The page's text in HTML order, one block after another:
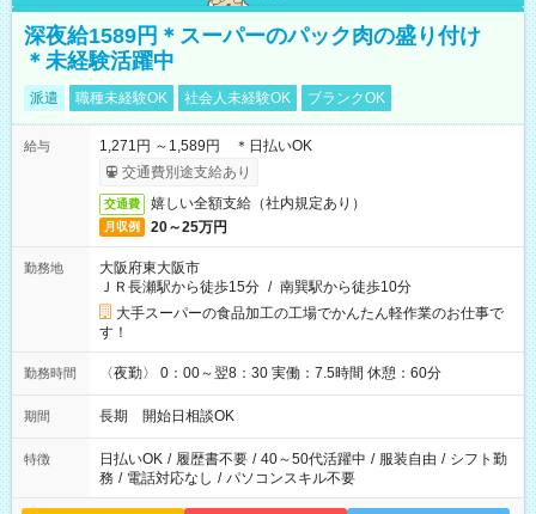
深夜給1589円＊スーパーのパック肉の盛り付け
＊未経験活躍中
派遣 職種未経験OK 社会人未経験OK ブランクOK
給与
1,271円 ～1,589円 ＊日払いOK
交通費別途支給あり
交通費 嬉しい全額支給（社内規定あり）
月収例 20～25万円
勤務地
大阪府東大阪市
ＪＲ長瀬駅から徒歩15分 / 南巽駅から徒歩10分
大手スーパーの食品加工の工場でかんたん軽作業のお仕事で
す！
勤務時間 〈夜勤〉 0：00～翌8：30 実働：7.5時間 休憩：60分
期間 長期 開始日相談OK
特徴 日払いOK / 履歴書不要 / 40～50代活躍中 / 服装自由 / シフト勤
務 / 電話対応なし / パソコンスキル不要